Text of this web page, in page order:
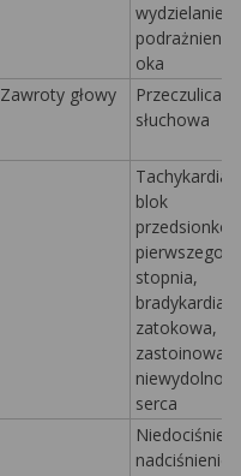
wydzielanie
podrażnienie
oka
Zawroty głowy
Przeczulica
słuchowa
Tachykardia,
blok
pierwszego
stopnia,
bradykardia
zatokowa,
zastoinowa
niewydolność
serca
nadciśnienie